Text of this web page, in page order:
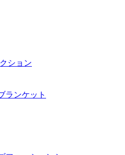
ション
ランケット